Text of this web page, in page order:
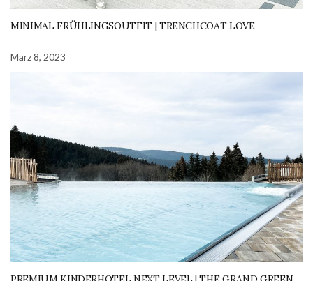
MINIMAL FRÜHLINGSOUTFIT | TRENCHCOAT LOVE
März 8, 2023